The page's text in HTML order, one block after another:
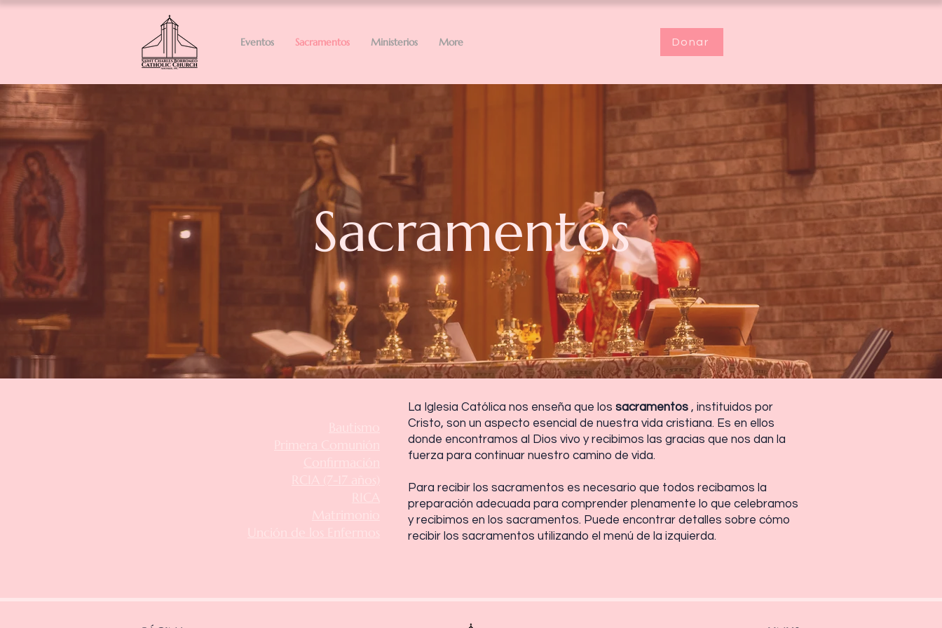
Eventos Sacramentos Ministerios More Donar
Sacramentos
La Iglesia Católica nos enseña que los sacramentos , instituidos por
Cristo, son un aspecto esencial de nuestra vida cristiana. Es en ellos
donde encontramos al Dios vivo y recibimos las gracias que nos dan la
fuerza para continuar nuestro camino de vida.
Para recibir los sacramentos es necesario que todos recibamos la
preparación adecuada para comprender plenamente lo que celebramos
y recibimos en los sacramentos. Puede encontrar detalles sobre cómo
recibir los sacramentos utilizando el menú de la izquierda.